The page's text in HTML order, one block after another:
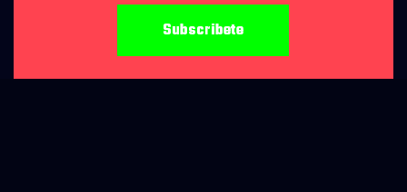
Subscribete